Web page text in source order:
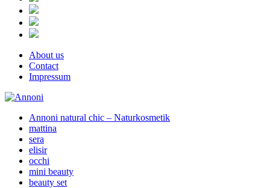
About us
Contact
Impressum
Annoni natural chic – Naturkosmetik
mattina
sera
elisir
occhi
mini beauty
beauty set